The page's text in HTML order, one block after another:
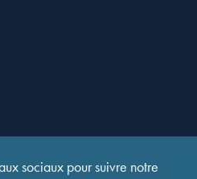
sociaux pour suivre notre